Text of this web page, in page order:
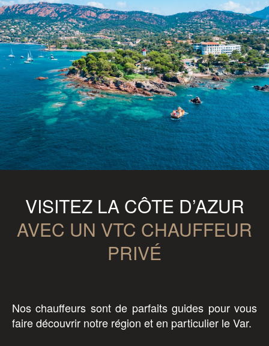
0
VISITEZ LA CÔTE D’AZUR
AVEC UN VTC CHAUFFEUR
PRIVÉ
Nos chauffeurs sont de parfaits guides pour vous
faire découvrir notre région et en particulier le Var.